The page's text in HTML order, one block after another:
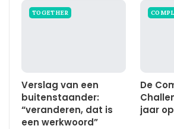
TOGETHER
Verslag van een
buitenstaander:
“veranderen, dat is
een werkwoord”
De
jaar